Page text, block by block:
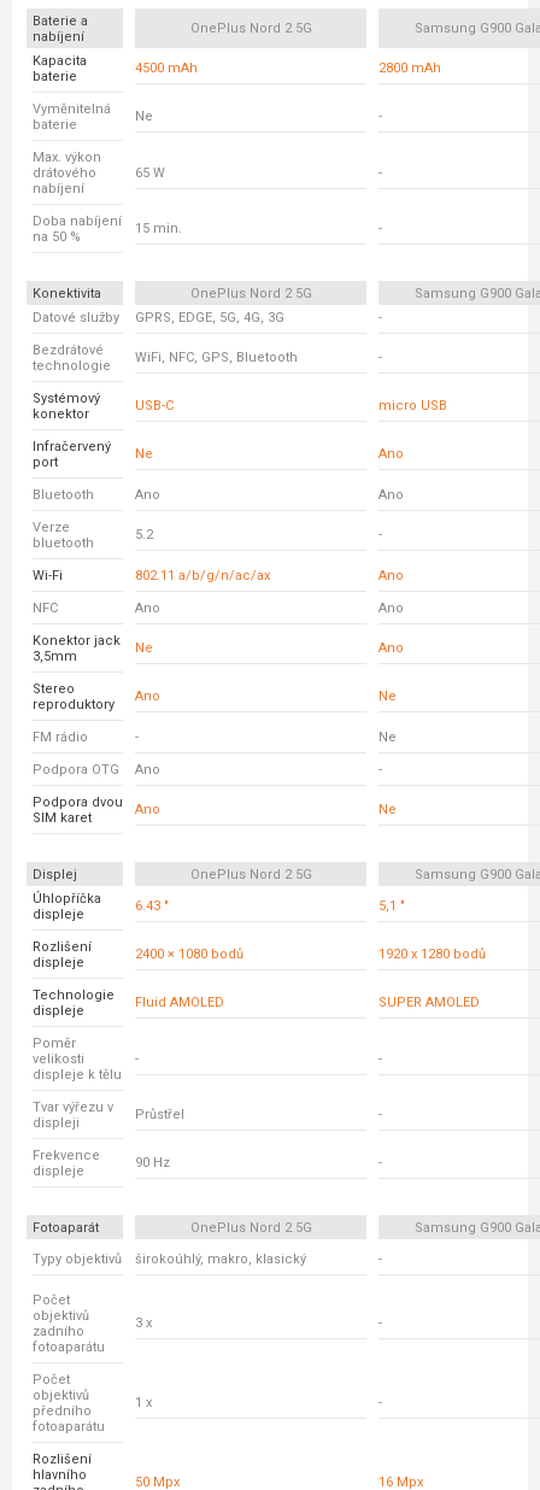
Baterie a
nabíjení
OnePlus Nord 2 5G Samsung G900
Kapacita
baterie
4500 mAh 2800 mAh
Vyměnitelná
baterie
Ne -
Max. výkon
drátového
nabíjení
65 W -
Doba nabíjení
na 50 %
15 min. -
Konektivita OnePlus Nord 2 5G
Samsung G900
Datové služby
GPRS, EDGE, 5G, 4G, 3G -
Bezdrátové
technologie
WiFi, NFC, GPS, Bluetooth -
Systémový
konektor
USB-C micro USB
Infračervený
port
Ne Ano
Bluetooth Ano Ano
Verze
bluetooth
5.2 -
Wi-Fi 802.11 a/b/g/n/ac/ax Ano
NFC Ano Ano
Konektor jack
3,5mm
Ne Ano
Stereo
reproduktory
Ano Ne
FM rádio - Ne
Podpora OTG Ano -
Podpora dvou
SIM karet
Ano Ne
Displej OnePlus Nord 2 5G
Samsung G900
Úhlopříčka
displeje
6.43 " 5,1 "
Rozlišení
displeje
2400 × 1080 bodů 1920 x 1280 bodů
Technologie
displeje
Fluid AMOLED SUPER AMOLED
Poměr
velikosti
displeje k tělu
- -
Tvar výřezu v
displeji
Průstřel -
Frekvence
displeje
90 Hz -
Fotoaparát OnePlus Nord 2 5G
Samsung G900
Typy objektivů
širokoúhlý, makro, klasický -
Počet
objektivů
zadního
fotoaparátu
3 x -
Počet
objektivů
předního
fotoaparátu
1 x -
Rozlišení
hlavního
50 Mpx 16 Mpx